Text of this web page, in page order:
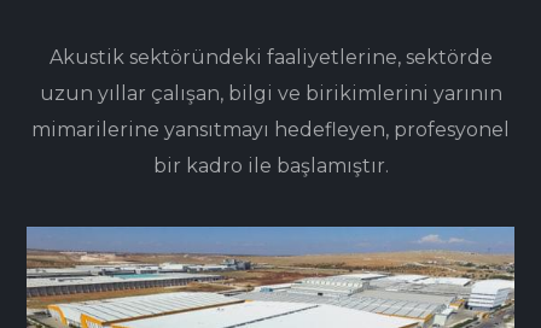
Akustik sektöründeki faaliyetlerine, sektörde
uzun yıllar çalışan, bilgi ve birikimlerini yarının
mimarilerine yansıtmayı hedefleyen, profesyonel
bir kadro ile başlamıştır.